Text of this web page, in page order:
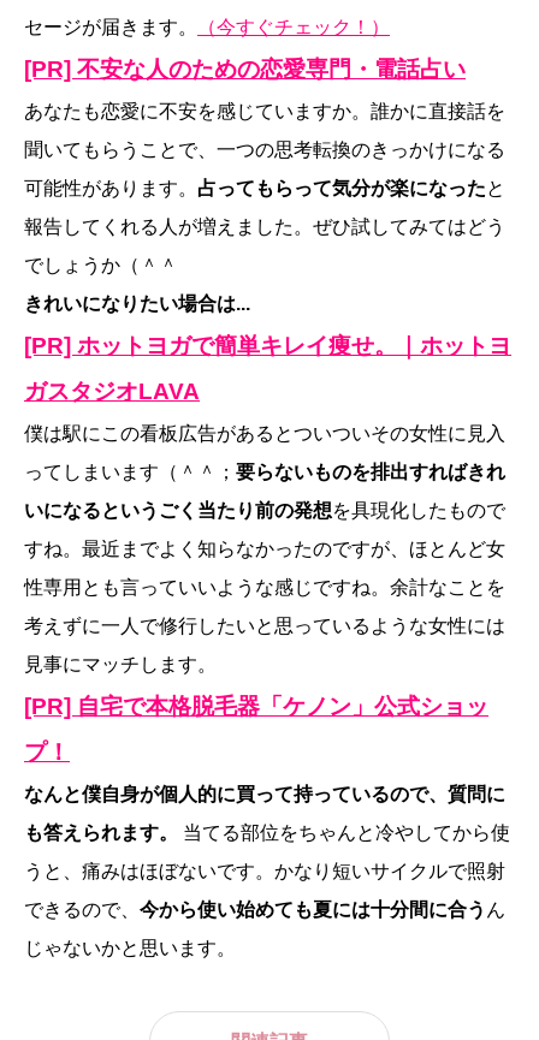
セージが届きます。
（今すぐチェック！）
[PR] 不安な人のための恋愛専門・電話占い
あなたも恋愛に不安を感じていますか。誰かに直接話を
聞いてもらうことで、一つの思考転換のきっかけになる
可能性があります。 占ってもらって気分が楽になったと
報告してくれる人が増えました。ぜひ試してみてはどう
でしょうか（＾＾
きれいになりたい場合は...
[PR] ホットヨガで簡単キレイ痩せ。｜ホットヨ
ガスタジオLAVA
僕は駅にこの看板広告があるとついついその女性に見入
ってしまいます（＾＾； 要らないものを排出すればきれ
いになるというごく当たり前の発想を具現化したもので
すね。最近までよく知らなかったのですが、ほとんど女
性専用とも言っていいような感じですね。余計なことを
考えずに一人で修行したいと思っているような女性には
見事にマッチします。
[PR] 自宅で本格脱毛器「ケノン」公式ショッ
プ！
なんと僕自身が個人的に買って持っているので、質問に
も答えられます。
当てる部位をちゃんと冷やしてから使
うと、痛みはほぼないです。かなり短いサイクルで照射
できるので、 今から使い始めても夏には十分間に合う ん
じゃないかと思います。